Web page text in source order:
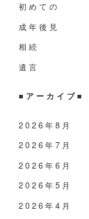
初めての
成年後見
相続
遺言
■アーカイブ■
2026年8月
2026年7月
2026年6月
2026年5月
2026年4月